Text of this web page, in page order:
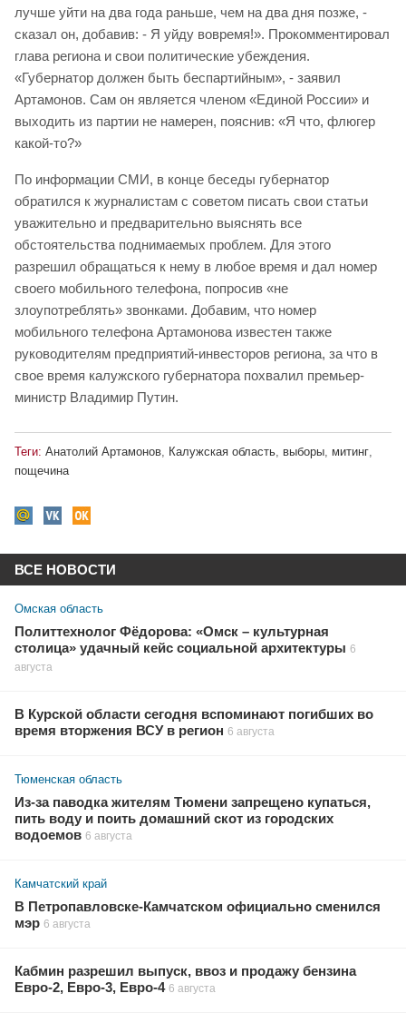
лучше уйти на два года раньше, чем на два дня позже, -
сказал он, добавив: - Я уйду вовремя!». Прокомментировал
глава региона и свои политические убеждения.
«Губернатор должен быть беспартийным», - заявил
Артамонов. Сам он является членом «Единой России» и
выходить из партии не намерен, пояснив: «Я что, флюгер
какой-то?»
По информации СМИ, в конце беседы губернатор
обратился к журналистам с советом писать свои статьи
уважительно и предварительно выяснять все
обстоятельства поднимаемых проблем. Для этого
разрешил обращаться к нему в любое время и дал номер
своего мобильного телефона, попросив «не
злоупотреблять» звонками. Добавим, что номер
мобильного телефона Артамонова известен также
руководителям предприятий-инвесторов региона, за что в
свое время калужского губернатора похвалил премьер-
министр Владимир Путин.
Теги: Анатолий Артамонов Калужская область выборы митинг
пощечина
ВСЕ НОВОСТИ
Омская область
Политтехнолог Фёдорова: «Омск – культурная
столица» удачный кейс социальной архитектуры 6
августа
В Курской области сегодня вспоминают погибших во
время вторжения ВСУ в регион 6 августа
Тюменская область
Из-за паводка жителям Тюмени запрещено купаться,
пить воду и поить домашний скот из городских
водоемов 6 августа
Камчатский край
В Петропавловске-Камчатском официально сменился
мэр 6 августа
Кабмин разрешил выпуск, ввоз и продажу бензина
Евро-2, Евро-3, Евро-4 6 августа